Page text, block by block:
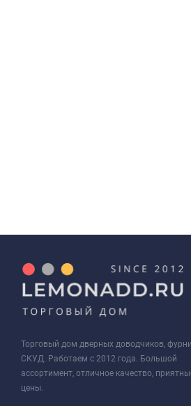
Торговый дом дверных доводчиков,
СКУД. Работаем с 2012 года. Большой
ассортимент, отличное качество,
цены.